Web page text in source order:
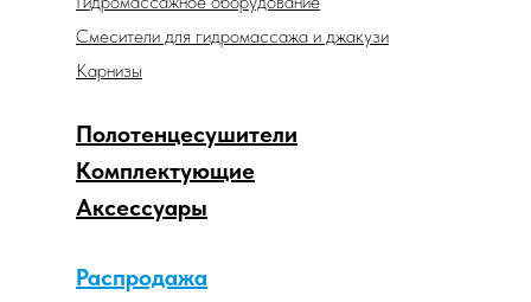
Аксессуары
Распродажа
Комплектующие
Смесители для гидромассажа и джакузи
Карнизы
Полотенцесушители